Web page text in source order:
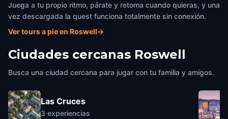
Juega a tu propio ritmo, párate y retoma cuando quieras, y una
vez descargada la quest funciona totalmente sin conexión.
Ver tours a pie en Roswell→
Ciudades cercanas Roswell
Busca una ciudad cercana para jugar con tu familia y amigos.
Las Cruces
3 experiencias